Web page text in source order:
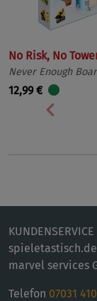
No Risk, No
Never Enough
12,99 €
KUNDENSERVICE
spieletastisch.de
marvel services
Telefon 07031